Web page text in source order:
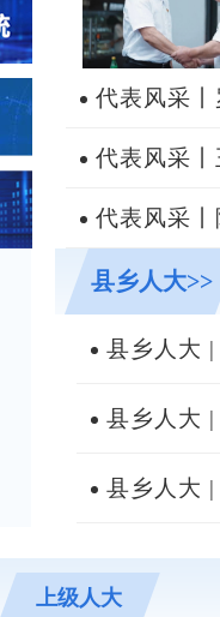
代表风采
代表风采
代表风采
县乡人大>>
县乡人大
县乡人大
县乡人大
上级人大